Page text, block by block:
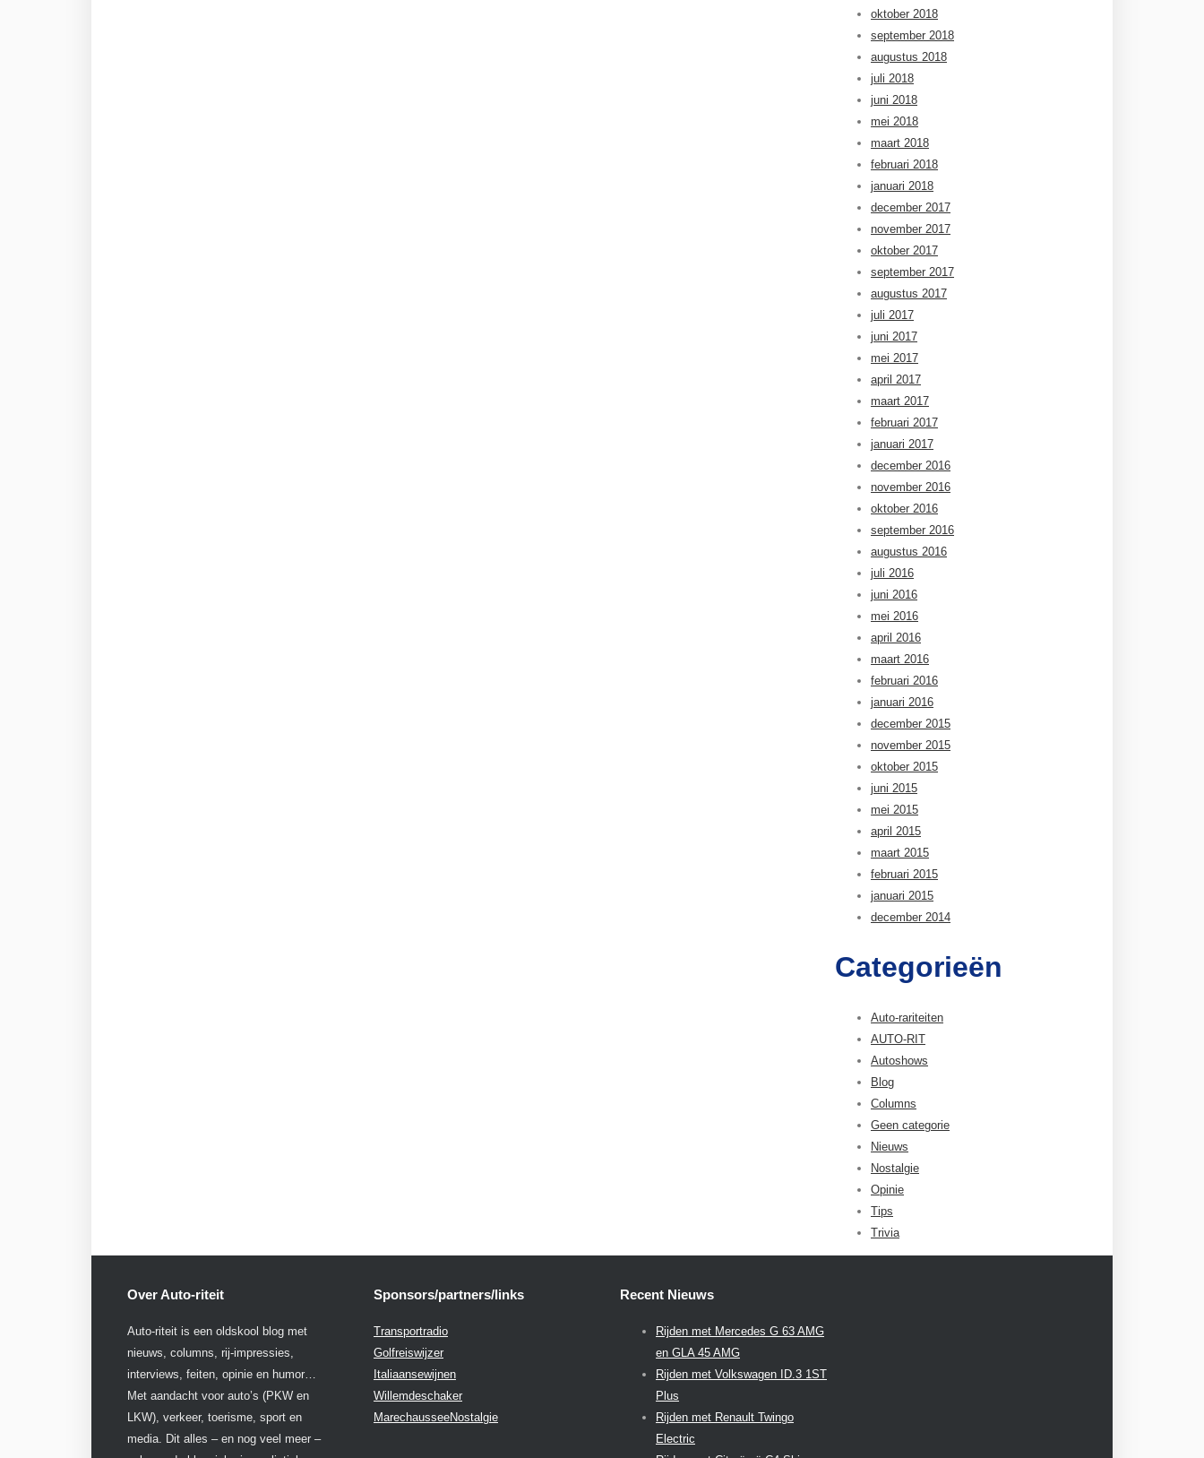
oktober 2018
september 2018
augustus 2018
juli 2018
juni 2018
mei 2018
maart 2018
februari 2018
januari 2018
december 2017
november 2017
oktober 2017
september 2017
augustus 2017
juli 2017
juni 2017
mei 2017
april 2017
maart 2017
februari 2017
januari 2017
december 2016
november 2016
oktober 2016
september 2016
augustus 2016
juli 2016
juni 2016
mei 2016
april 2016
maart 2016
februari 2016
januari 2016
december 2015
november 2015
oktober 2015
juni 2015
mei 2015
april 2015
maart 2015
februari 2015
januari 2015
december 2014
Categorieën
Auto-rariteiten
AUTO-RIT
Autoshows
Blog
Columns
Geen categorie
Nieuws
Nostalgie
Opinie
Tips
Trivia
Over Auto-riteit
Auto-riteit is een oldskool blog met
nieuws, columns, rij-impressies,
interviews, feiten, opinie en humor…
Met aandacht voor auto’s (PKW en
LKW), verkeer, toerisme, sport en
media. Dit alles – en nog veel meer –
Sponsors/partners/links
Transportradio
Golfreiswijzer
Italiaansewijnen
Willemdeschaker
MarechausseeNostalgie
Recent Nieuws
Rijden met Mercedes G 63 AMG
en GLA 45 AMG
Rijden met Volkswagen ID.3 1ST
Plus
Rijden met Renault Twingo
Electric